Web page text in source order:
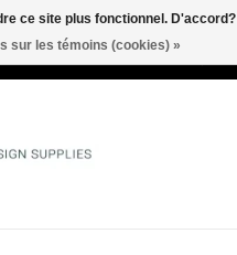
ce site plus fonctionnel. D'accord?
sur les témoins (cookies) »